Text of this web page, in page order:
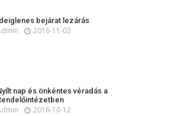
bejárat lezárás
2016-11-03
nap és önkéntes véradás a
2016-10-12